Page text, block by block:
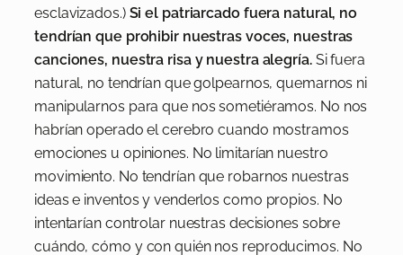
esclavizados.) Si el patriarcado fuera natural, no
tendrían que prohibir nuestras voces, nuestras
canciones, nuestra risa y nuestra alegría.Si fuera
natural, no tendrían que golpearnos, quemarnos ni
manipularnos para que nos sometiéramos. No nos
habrían operado el cerebro cuando mostramos
emociones u opiniones. No limitarían nuestro
movimiento. No tendrían que robarnos nuestras
ideas e inventos y venderlos como propios. No
intentarían controlar nuestras decisiones sobre
cuándo, cómo y con quién nos reproducimos. No